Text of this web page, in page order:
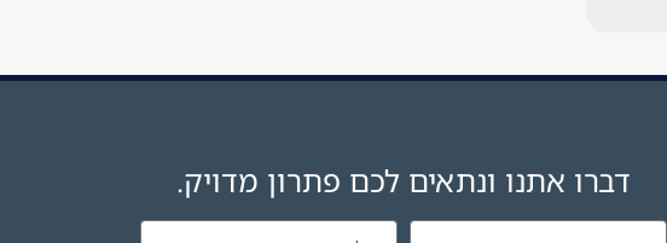
דברו אתנו ונתאים לכם פתרון מדויק.